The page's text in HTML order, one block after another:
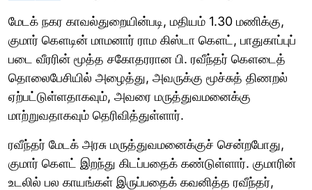
மேடக் நகர காவல்துறையின்படி, மதியம் 1.30 மணிக்கு,
குமார் கௌடின் மாமனார் ராம கிஸ்டா கௌட், பாதுகாப்புப்
படை வீரரின் மூத்த சகோதரரான பி. ரவீந்தர் கௌடைத்
தொலைபேசியில் அழைத்து, அவருக்கு மூச்சுத் திணறல்
ஏற்பட்டுள்ளதாகவும், அவரை மருத்துவமனைக்கு
மாற்றுவதாகவும் தெரிவித்துள்ளார்.
ரவீந்தர் மேடக் அரசு மருத்துவமனைக்குச் சென்றபோது, ​​
குமார் கௌட் இறந்து கிடப்பதைக் கண்டுள்ளார். குமாரின்
உடலில் பல காயங்கள் இருப்பதைக் கவனித்த ரவீந்தர்,